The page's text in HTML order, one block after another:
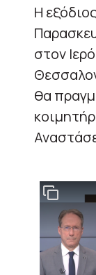
Η
στον
θα